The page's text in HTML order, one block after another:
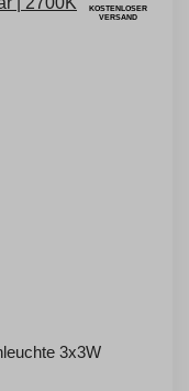
KOSTENLOSER
VERSAND
3x3W